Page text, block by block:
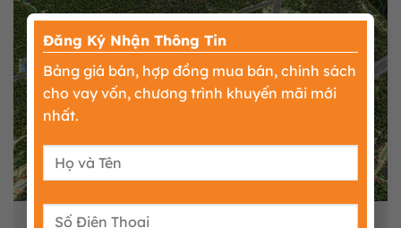
Đăng Ký Nhận Thông Tin
Bảng giá bán, hợp đồng mua bán, chính sách
cho vay vốn, chương trình khuyến mãi mới
nhất.
×
Phối cảnh Cụm công nghiệp Cồn Nhất Hưng Yên minh